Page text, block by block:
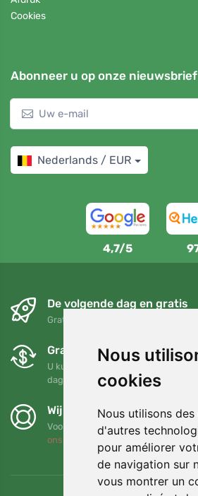
Nous
cookies
Nous utilisons
d'autres
pour améliorer
de navigation sur
vous montrer un
Cookies
Abonneer u op onze nieuwsbrief
Nederlands / EUR
4,7/5
De volgende dag en gratis
Gratis verzending voor bestellingen
Gratis ruilen en
U kunt uw bestelling op elk
dagen retourneren of ruilen
Wij steunen Trees.org
Voor elke bestelling planten we een
ons